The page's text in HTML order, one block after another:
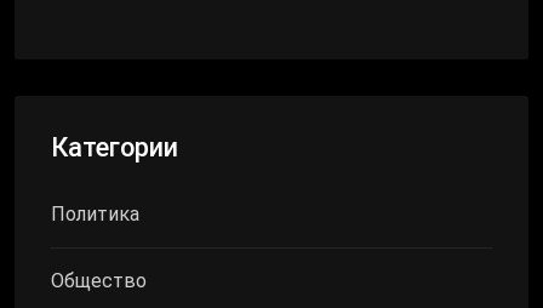
Категории
Политика
Общество